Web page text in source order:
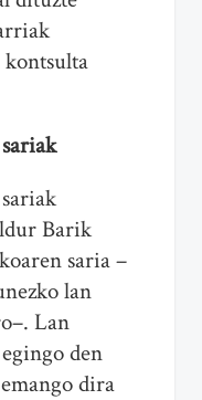
kontsulta
Barik
saria –
lan
Lan
den
dira